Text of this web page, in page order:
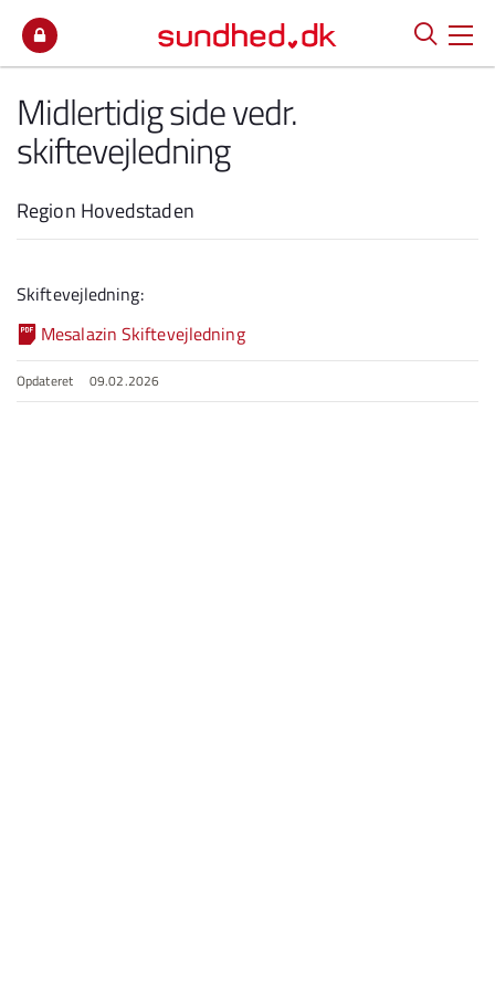
Midlertidig side vedr.
skiftevejledning
Region Hovedstaden
Skiftevejledning:
Mesalazin Skiftevejledning
Opdateret 09.02.2026